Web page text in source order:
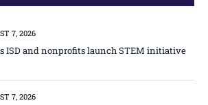
7, 2026
ISD and nonprofits launch STEM initiative
7, 2026